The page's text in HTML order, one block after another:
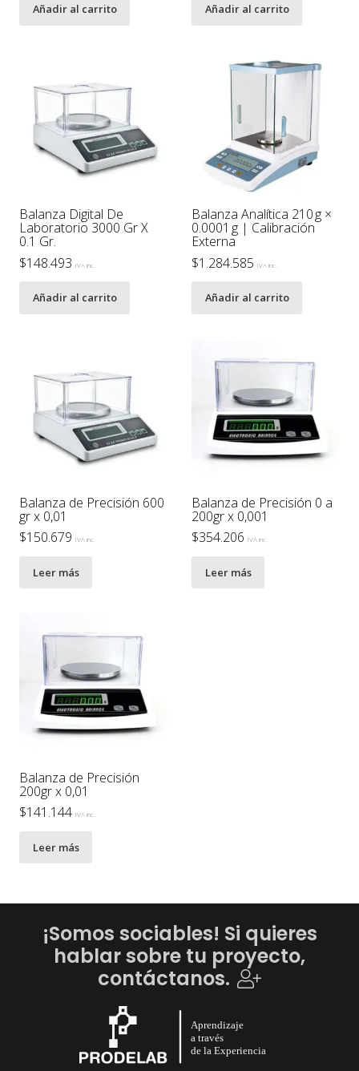
original actual
Añadir al carrito Añadir al carrito
Balanza Digital De
Laboratorio 3000 Gr X
0.1 Gr.
$148.493 IVA inc.
Añadir al carrito
Balanza Analítica 210 g ×
0.0001 g | Calibración
Externa
$1.284.585 IVA inc.
Añadir al carrito
Balanza de Precisión 600
gr x 0,01
$150.679 IVA inc.
Leer más
Balanza de Precisión 0 a
200gr x 0,001
$354.206 IVA inc.
Leer más
Balanza de Precisión
200gr x 0,01
$141.144 IVA inc.
Leer más
¡Somos sociables! Si quieres
hablar sobre tu proyecto,
contáctanos.